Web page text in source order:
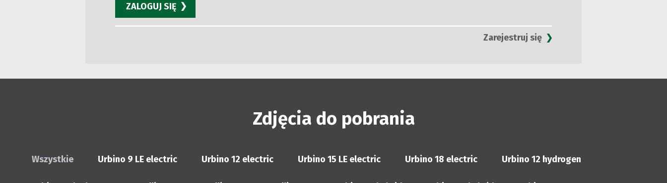
ZALOGUJ SIĘ
Zarejestruj się
Zdjęcia do pobrania
Wszystkie Urbino 9 LE electric Urbino 12 electric Urbino 15 LE electric Urbino 18 electric Urbino 12 hydrogen